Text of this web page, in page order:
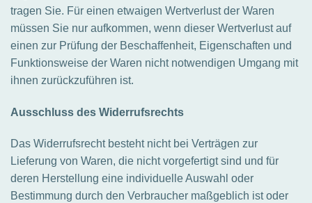
tragen Sie. Für einen etwaigen Wertverlust der Waren
müssen Sie nur aufkommen, wenn dieser Wertverlust auf
einen zur Prüfung der Beschaffenheit, Eigenschaften und
Funktionsweise der Waren nicht notwendigen Umgang mit
ihnen zurückzuführen ist.
Ausschluss des Widerrufsrechts
Das Widerrufsrecht besteht nicht bei Verträgen zur
Lieferung von Waren, die nicht vorgefertigt sind und für
deren Herstellung eine individuelle Auswahl oder
Bestimmung durch den Verbraucher maßgeblich ist oder